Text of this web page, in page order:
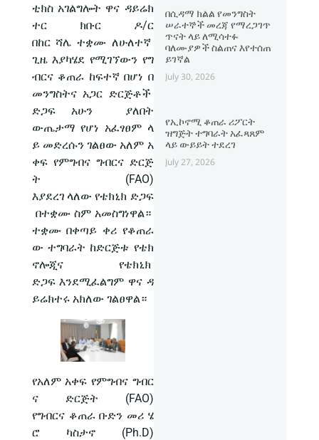
ቲክስ አገልግሎት ዋና ዳይሬክ
ተር ክቡር ዶ/ር
በከር ሻሌ ተቋሙ ለሁለተኛ
ጊዜ እያካሄደ የሚገኘውን የግ
ብርና ቆጠራ ከፍተኛ በሆነ በ
መንግስትና አጋር ድርጅቶች
ድጋፍ አሁን ያለበት
ውጤታማ የሆነ አፈፃፀም ላ
ይ መድረሱን ገልፀው አለም አ
ቀፍ የምግብና ግብርና ድርጅ
ት (FAO)
እያደረገ ላለው የቴክኒክ ድጋፍ
በተቋሙ ስም አመስግነዋል።
ተቋሙ በቀጣይ ቀሪ የቆጠራ
ው ተግባራት ከድርጅቱ የቴክ
ኖሎጂና የቴክኒክ
ድጋፍ እንደሚፈልግም ዋና ዳ
ይሬክተሩ አክለው ገልፀዋል።
የአለም አቀፍ የምግብና ግብር
ና ድርጅት (FAO)
የግብርና ቆጠራ ቡድን መሪ ሄ
ሮ ካስታኖ (Ph.D)
በሲዳማ ክልል የመንግስት
ሠራተኞች መረጃ የማረጋገጥ
ጥናት ላይ ለሚሳተፉ
ባለሙያዎች ስልጠና እየተሰጠ
ይገኛል
July 30, 2026
የኢኮኖሚ ቆጠራ ሪፖርት
ዝግጅት ተግባራት አፈጻጸም
ላይ ውይይት ተደረገ
July 27, 2026